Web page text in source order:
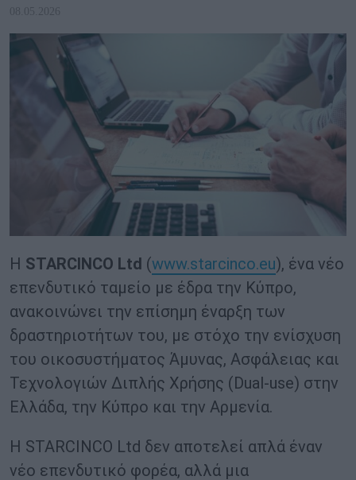
08.05.2026
Η STARCINCO Ltd (www.starcinco.eu), ένα νέο
επενδυτικό ταμείο με έδρα την Κύπρο,
ανακοινώνει την επίσημη έναρξη των
δραστηριοτήτων του, με στόχο την ενίσχυση
του οικοσυστήματος Άμυνας, Ασφάλειας και
Τεχνολογιών Διπλής Χρήσης (Dual-use) στην
Ελλάδα, την Κύπρο και την Αρμενία.
Η STARCINCO Ltd δεν αποτελεί απλά έναν
νέο επενδυτικό φορέα, αλλά μια